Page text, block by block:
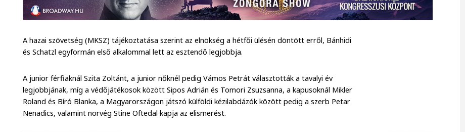
A hazai szövetség (MKSZ) tájékoztatása szerint az elnökség a hétfői ülésén döntött erről, Bánhidi
és Schatzl egyformán első alkalommal lett az esztendő legjobbja.
A junior férfiaknál Szita Zoltánt, a junior nőknél pedig Vámos Petrát választották a tavalyi év
legjobbjának, míg a védőjátékosok között Sipos Adrián és Tomori Zsuzsanna, a kapusoknál Mikler
Roland és Bíró Blanka, a Magyarországon játszó külföldi kézilabdázók között pedig a szerb Petar
Nenadics, valamint norvég Stine Oftedal kapja az elismerést.